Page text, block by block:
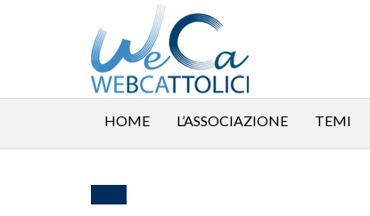
HOME L’ASSOCIAZIONE TEMI